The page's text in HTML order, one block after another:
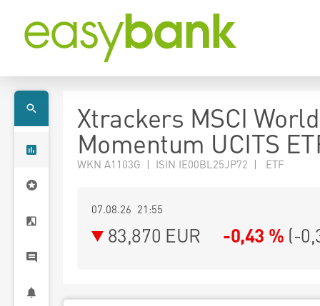
Xtrackers MSCI World
Momentum UCITS
WKN A1103G | ISIN IE00BL25JP72 | ETF
07.08.26 21:55
83,870 EUR -0,43 % (-